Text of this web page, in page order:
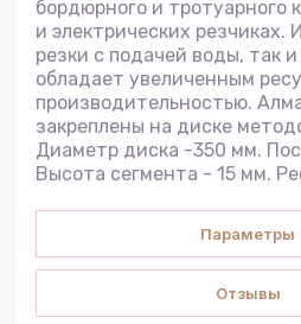
бордюрного и тротуарного
и электрических резчиках.
резки с подачей воды, так
обладает увеличенным
производительностью.
закреплены на диске
Диаметр диска -350 мм.
Высота сегмента - 15 мм.
Параметры
Отзывы